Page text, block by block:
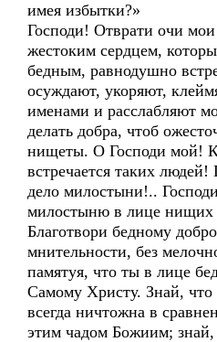
имея избытки?»
Господи! Отврати очи
жестоким сердцем,
бедным, равнодушно
осуждают, укоряют,
именами и расслабляют
делать добра, чтоб
нищеты. О Господи мой!
встречается таких людей!
дело милостыни!..
милостыню в лице нищих
Благотвори бедному
мнительности, без
памятуя, что ты в лице
Самому Христу. Знай, что
всегда ничтожна в
этим чадом Божиим; знай,